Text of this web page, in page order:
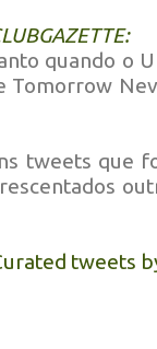
:
quando o
Tomorrow
tweets que
tweets